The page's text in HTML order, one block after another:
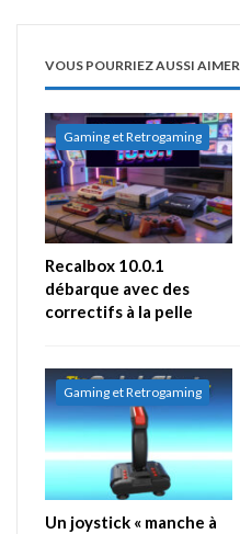
VOUS POURRIEZ AUSSI AIMER
Gaming et Retrogaming
Recalbox 10.0.1
débarque avec des
correctifs à la pelle
Gaming et Retrogaming
Un joystick « manche à